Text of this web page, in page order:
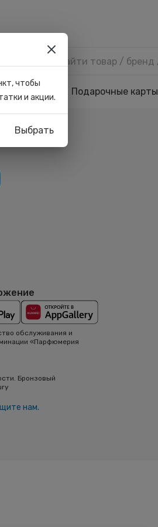
Подарочные карты
обслуживания и
«Парфюмерия
Бронзовый
нам.
чтобы
и акции.
Выбрать